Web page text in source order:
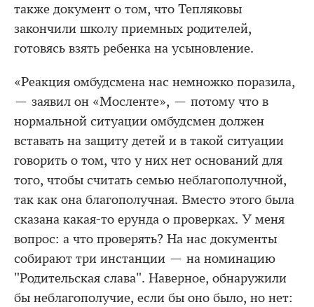
также документ о том, что Тепляковы
закончили школу приемных родителей,
готовясь взять ребенка на усыновление.
«Реакция омбудсмена нас немножко поразила,
— заявил он «Мосленте», — потому что в
нормальной ситуации омбудсмен должен
вставать на защиту детей и в такой ситуации
говорить о том, что у них нет оснований для
того, чтобы считать семью неблагополучной,
так как она благополучная. Вместо этого была
сказана какая-то ерунда о проверках. У меня
вопрос: а что проверять? На нас документы
собирают три инстанции — на номинацию
"Родительская слава". Наверное, обнаружили
бы неблагополучие, если бы оно было, но нет: